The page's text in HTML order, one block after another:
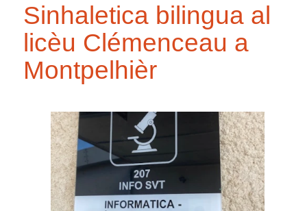
Sinhaletica bilingua al
licèu Clémenceau a
Montpelhièr